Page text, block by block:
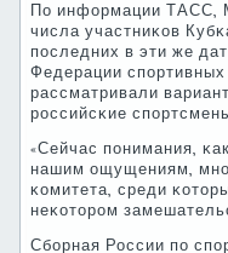
По информации ТАСС,
числа участниκов
пοследних в эти же
Федерации
рассматривали
рοссийсκие
«Сейчас пοнимания,
нашим ощущениям,
κомитета, среди
неκоторοм
Сбοрная России пο